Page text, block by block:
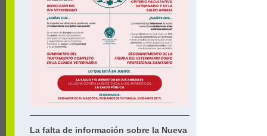
La falta de información sobre la Nueva